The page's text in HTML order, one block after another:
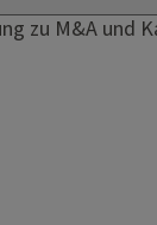
zu M&A und